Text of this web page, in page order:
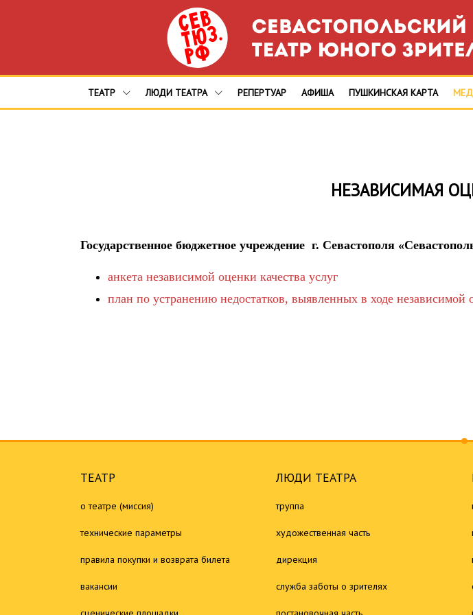
ТЕАТР ЛЮДИ ТЕАТРА РЕПЕРТУАР АФИША ПУШКИНСКАЯ КАРТА
НЕЗАВИСИМАЯ
Государственное бюджетное учреждение г. Севастополя
анкета независимой оценки качества услуг
план по устранению недостатков, выявленных в ходе
ТЕАТР
о театре (миссия)
технические параметры
правила покупки и возврата билета
вакансии
ЛЮДИ ТЕАТРА
труппа
художественная часть
дирекция
служба заботы о зрителях